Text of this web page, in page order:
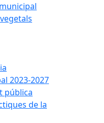
2023-2027
pública
de la